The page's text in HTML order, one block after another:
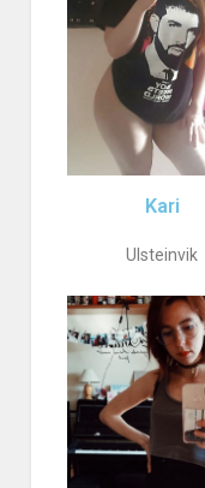
Kari
Ulsteinvik